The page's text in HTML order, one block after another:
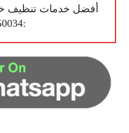
أفضل خدمات تنظيف
:0568950034